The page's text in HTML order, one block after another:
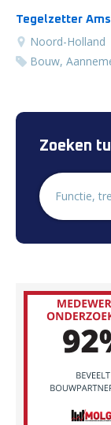
Tegelzetter
Noord-Holland
Bouw,
Zoeken